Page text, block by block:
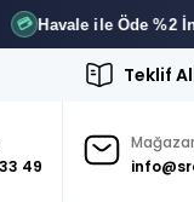
%2 İndirim Kazan
Teklif Al
49